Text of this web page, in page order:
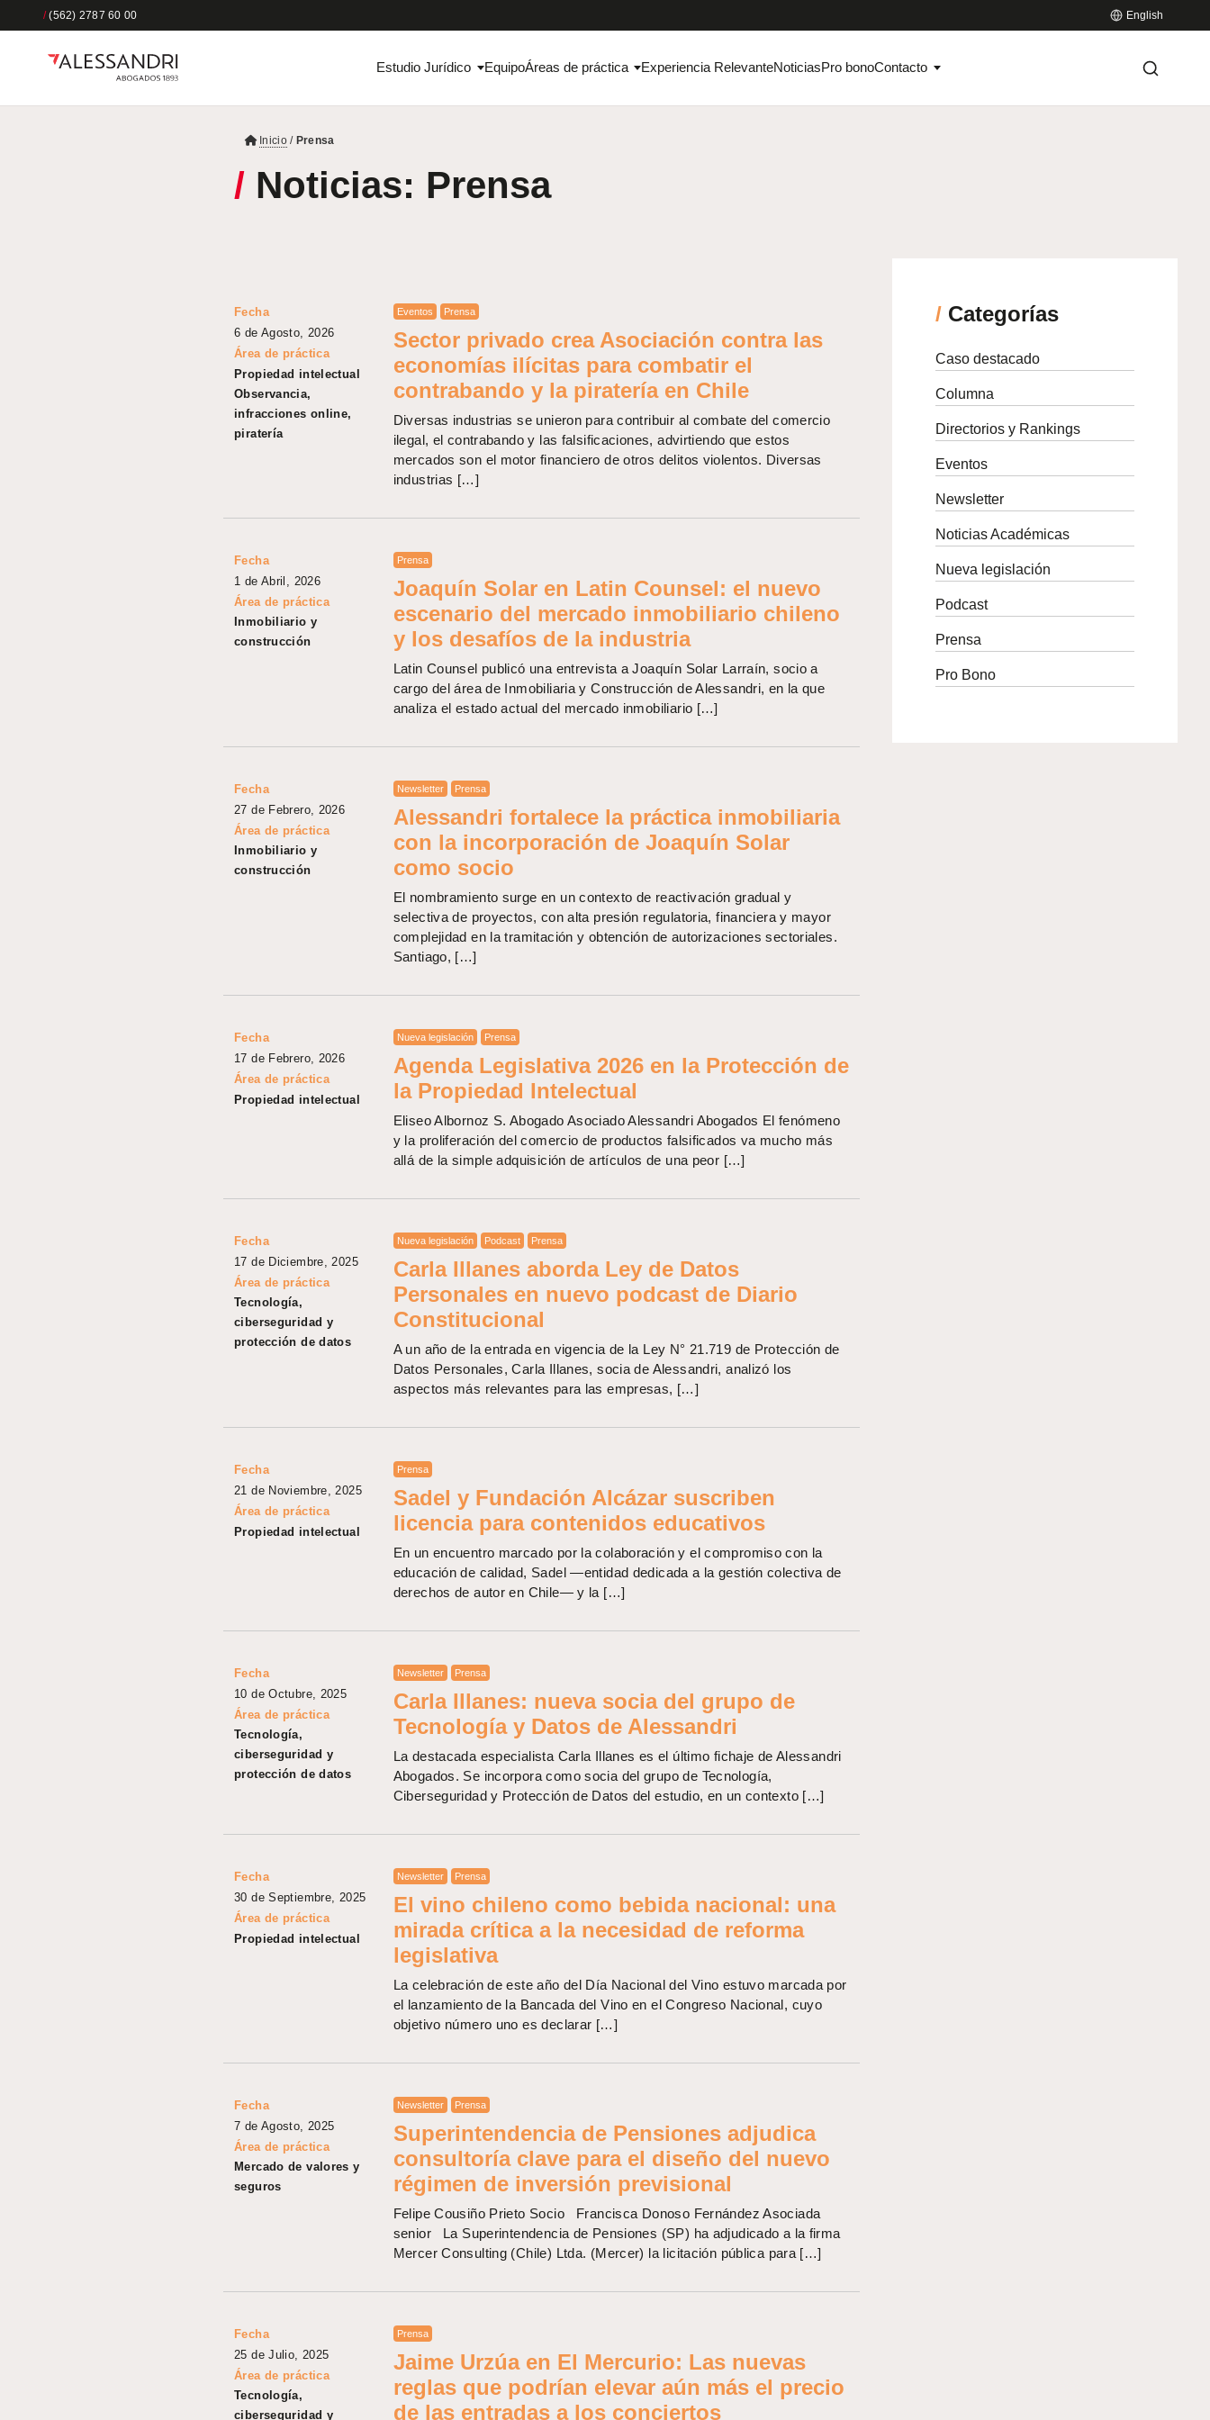
/(562) 2787 60 00 English
Estudio Jurídico EquipoÁreas de práctica Experiencia RelevanteNoticiasPro bonoContacto
Inicio/ Prensa
/ Noticias: Prensa
Fecha
6 de Agosto, 2026
Área de práctica
Propiedad intelectual
Observancia,
infracciones online,
piratería
Eventos Prensa
Sector privado crea Asociación contra las
economías ilícitas para combatir el
contrabando y la piratería en Chile
Diversas industrias se unieron para contribuir al combate del comercio
ilegal, el contrabando y las falsificaciones, advirtiendo que estos
mercados son el motor financiero de otros delitos violentos. Diversas
industrias […]
Fecha
1 de Abril, 2026
Área de práctica
Inmobiliario y
construcción
Prensa
Joaquín Solar en Latin Counsel: el nuevo
escenario del mercado inmobiliario chileno
y los desafíos de la industria
Latin Counsel publicó una entrevista a Joaquín Solar Larraín, socio a
cargo del área de Inmobiliaria y Construcción de Alessandri, en la que
analiza el estado actual del mercado inmobiliario […]
Fecha
27 de Febrero, 2026
Área de práctica
Inmobiliario y
construcción
Newsletter Prensa
Alessandri fortalece la práctica inmobiliaria
con la incorporación de Joaquín Solar
como socio
El nombramiento surge en un contexto de reactivación gradual y
selectiva de proyectos, con alta presión regulatoria, financiera y mayor
complejidad en la tramitación y obtención de autorizaciones sectoriales.
Santiago, […]
Fecha
17 de Febrero, 2026
Área de práctica
Propiedad intelectual
Nueva legislación Prensa
Agenda Legislativa 2026 en la Protección de
la Propiedad Intelectual
Eliseo Albornoz S. Abogado Asociado Alessandri Abogados El fenómeno
y la proliferación del comercio de productos falsificados va mucho más
allá de la simple adquisición de artículos de una peor […]
Fecha
17 de Diciembre, 2025
Área de práctica
Tecnología,
ciberseguridad y
protección de datos
Nueva legislación Podcast Prensa
Carla Illanes aborda Ley de Datos
Personales en nuevo podcast de Diario
Constitucional
A un año de la entrada en vigencia de la Ley N° 21.719 de Protección de
Datos Personales, Carla Illanes, socia de Alessandri, analizó los
aspectos más relevantes para las empresas, […]
Fecha
21 de Noviembre, 2025
Área de práctica
Propiedad intelectual
Prensa
Sadel y Fundación Alcázar suscriben
licencia para contenidos educativos
En un encuentro marcado por la colaboración y el compromiso con la
educación de calidad, Sadel —entidad dedicada a la gestión colectiva de
derechos de autor en Chile— y la […]
Fecha
10 de Octubre, 2025
Área de práctica
Tecnología,
ciberseguridad y
protección de datos
Newsletter Prensa
Carla Illanes: nueva socia del grupo de
Tecnología y Datos de Alessandri
La destacada especialista Carla Illanes es el último fichaje de Alessandri
Abogados. Se incorpora como socia del grupo de Tecnología,
Ciberseguridad y Protección de Datos del estudio, en un contexto […]
Fecha
30 de Septiembre, 2025
Área de práctica
Propiedad intelectual
Newsletter Prensa
El vino chileno como bebida nacional: una
mirada crítica a la necesidad de reforma
legislativa
La celebración de este año del Día Nacional del Vino estuvo marcada por
el lanzamiento de la Bancada del Vino en el Congreso Nacional, cuyo
objetivo número uno es declarar […]
Fecha
7 de Agosto, 2025
Área de práctica
Mercado de valores y
seguros
Newsletter Prensa
Superintendencia de Pensiones adjudica
consultoría clave para el diseño del nuevo
régimen de inversión previsional
Felipe Cousiño Prieto Socio Francisca Donoso Fernández Asociada
senior La Superintendencia de Pensiones (SP) ha adjudicado a la firma
Mercer Consulting (Chile) Ltda. (Mercer) la licitación pública para […]
Fecha
25 de Julio, 2025
Área de práctica
Tecnología,
ciberseguridad y
Prensa
Jaime Urzúa en El Mercurio: Las nuevas
reglas que podrían elevar aún más el precio
de las entradas a los conciertos
/Categorías
Caso destacado
Columna
Directorios y Rankings
Eventos
Newsletter
Noticias Académicas
Nueva legislación
Podcast
Prensa
Pro Bono